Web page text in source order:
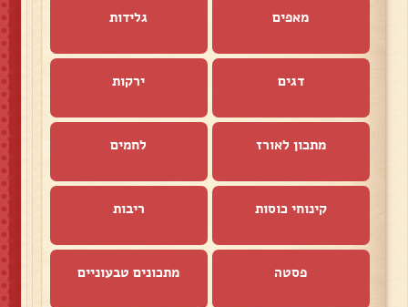
מאפים גלידות
דגים ירקות
מתכון לאורז לחמים
קינוחי כוסות ריבות
פסטה מתכונים טבעוניים